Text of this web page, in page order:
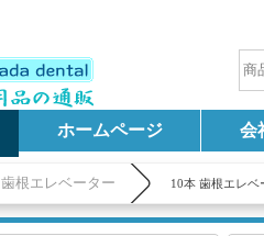
ホームページ 会
歯根エレベーター 10本 歯根エレ